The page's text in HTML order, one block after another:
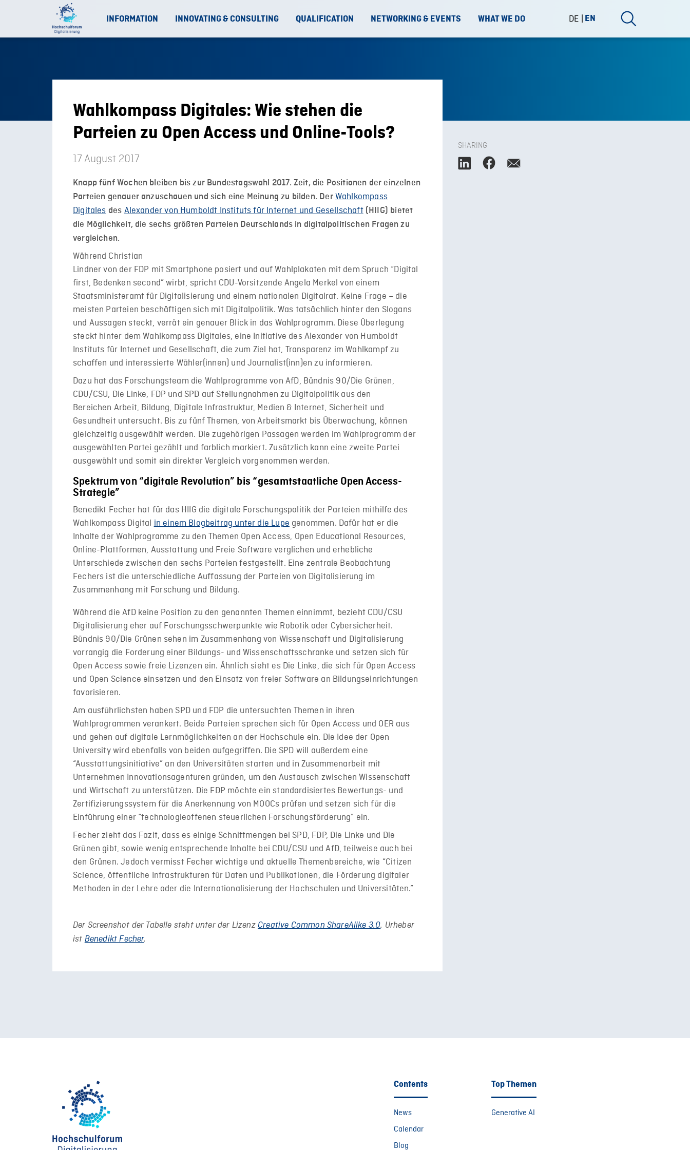
INFORMATION INNOVATING & CONSULTING QUALIFICATION NETWORKING & EVENTS WHAT WE DO DE EN
Wahlkompass Digitales: Wie stehen die
Parteien zu Open Access und Online-Tools?
17 August 2017
Knapp fünf Wochen bleiben bis zur Bundestagswahl 2017. Zeit, die Positionen der einzelnen
Parteien genauer anzuschauen und sich eine Meinung zu bilden. Der Wahlkompass
Digitales des Alexander von Humboldt Instituts für Internet und Gesellschaft(HIIG) bietet
die Möglichkeit, die sechs größten Parteien Deutschlands in digitalpolitischen Fragen zu
vergleichen.
Während Christian
Lindner von der FDP mit Smartphone posiert und auf Wahlplakaten mit dem Spruch “Digital
first, Bedenken second” wirbt, spricht CDU-Vorsitzende Angela Merkel von einem
Staatsministeramt für Digitalisierung und einem nationalen Digitalrat. Keine Frage – die
meisten Parteien beschäftigen sich mit Digitalpolitik. Was tatsächlich hinter den Slogans
und Aussagen steckt, verrät ein genauer Blick in das Wahlprogramm. Diese Überlegung
steckt hinter dem Wahlkompass Digitales, eine Initiative des Alexander von Humboldt
Instituts für Internet und Gesellschaft, die zum Ziel hat, Transparenz im Wahlkampf zu
schaffen und interessierte Wähler(innen) und Journalist(inn)en zu informieren.
Dazu hat das Forschungsteam die Wahlprogramme von AfD, Bündnis 90/Die Grünen,
CDU/CSU, Die Linke, FDP und SPD auf Stellungnahmen zu Digitalpolitik aus den
Bereichen Arbeit, Bildung, Digitale Infrastruktur, Medien & Internet, Sicherheit und
Gesundheit untersucht. Bis zu fünf Themen, von Arbeitsmarkt bis Überwachung, können
gleichzeitig ausgewählt werden. Die zugehörigen Passagen werden im Wahlprogramm der
ausgewählten Partei gezählt und farblich markiert. Zusätzlich kann eine zweite Partei
ausgewählt und somit ein direkter Vergleich vorgenommen werden.
Spektrum von “digitale Revolution” bis “gesamtstaatliche Open Access-
Strategie”
Benedikt Fecher hat für das HIIG die digitale Forschungspolitik der Parteien mithilfe des
Wahlkompass Digital in einem Blogbeitrag unter die Lupe genommen. Dafür hat er die
Inhalte der Wahlprogramme zu den Themen Open Access, Open Educational Resources,
Online-Plattformen, Ausstattung und Freie Software verglichen und erhebliche
Unterschiede zwischen den sechs Parteien festgestellt. Eine zentrale Beobachtung
Fechers ist die unterschiedliche Auffassung der Parteien von Digitalisierung im
Zusammenhang mit Forschung und Bildung.
Während die AfD keine Position zu den genannten Themen einnimmt, bezieht CDU/CSU
Digitalisierung eher auf Forschungsschwerpunkte wie Robotik oder Cybersicherheit.
Bündnis 90/Die Grünen sehen im Zusammenhang von Wissenschaft und Digitalisierung
vorrangig die Forderung einer Bildungs- und Wissenschaftsschranke und setzen sich für
Open Access sowie freie Lizenzen ein. Ähnlich sieht es Die Linke, die sich für Open Access
und Open Science einsetzen und den Einsatz von freier Software an Bildungseinrichtungen
favorisieren.
Am ausführlichsten haben SPD und FDP die untersuchten Themen in ihren
Wahlprogrammen verankert. Beide Parteien sprechen sich für Open Access und OER aus
und gehen auf digitale Lernmöglichkeiten an der Hochschule ein. Die Idee der Open
University wird ebenfalls von beiden aufgegriffen. Die SPD will außerdem eine
“Ausstattungsinitiative” an den Universitäten starten und in Zusammenarbeit mit
Unternehmen Innovationsagenturen gründen, um den Austausch zwischen Wissenschaft
und Wirtschaft zu unterstützen. Die FDP möchte ein standardisiertes Bewertungs- und
Zertifizierungssystem für die Anerkennung von MOOCs prüfen und setzen sich für die
Einführung einer “technologieoffenen steuerlichen Forschungsförderung” ein.
Fecher zieht das Fazit, dass es einige Schnittmengen bei SPD, FDP, Die Linke und Die
Grünen gibt, sowie wenig entsprechende Inhalte bei CDU/CSU und AfD, teilweise auch bei
den Grünen. Jedoch vermisst Fecher wichtige und aktuelle Themenbereiche, wie “Citizen
Science, öffentliche Infrastrukturen für Daten und Publikationen, die Förderung digitaler
Methoden in der Lehre oder die Internationalisierung der Hochschulen und Universitäten.”
Der Screenshot der Tabelle steht unter der Lizenz Creative Common ShareAlike 3.0. Urheber
ist Benedikt Fecher.
SHARING
Contents
News
Calendar
Blog
Top Themen
Generative AI